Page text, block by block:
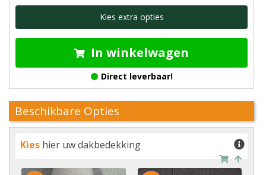
Kies extra opties
In winkelwagen
Direct leverbaar!
Beschikbare Opties
Kies hier uw dakbedekking